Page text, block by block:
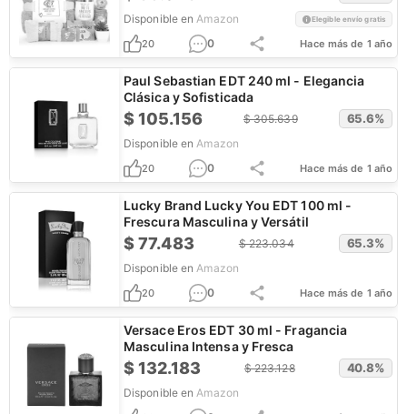
Disponible en Amazon Elegible envío gratis
20 0 Hace más de 1 año
Paul Sebastian EDT 240 ml - Elegancia
Clásica y Sofisticada
$105.156 $305.639 65.6%
Disponible en Amazon
20 0 Hace más de 1 año
Lucky Brand Lucky You EDT 100 ml -
Frescura Masculina y Versátil
$77.483 $223.034 65.3%
Disponible en Amazon
20 0 Hace más de 1 año
Versace Eros EDT 30 ml - Fragancia
Masculina Intensa y Fresca
$132.183 $223.128 40.8%
Disponible en Amazon